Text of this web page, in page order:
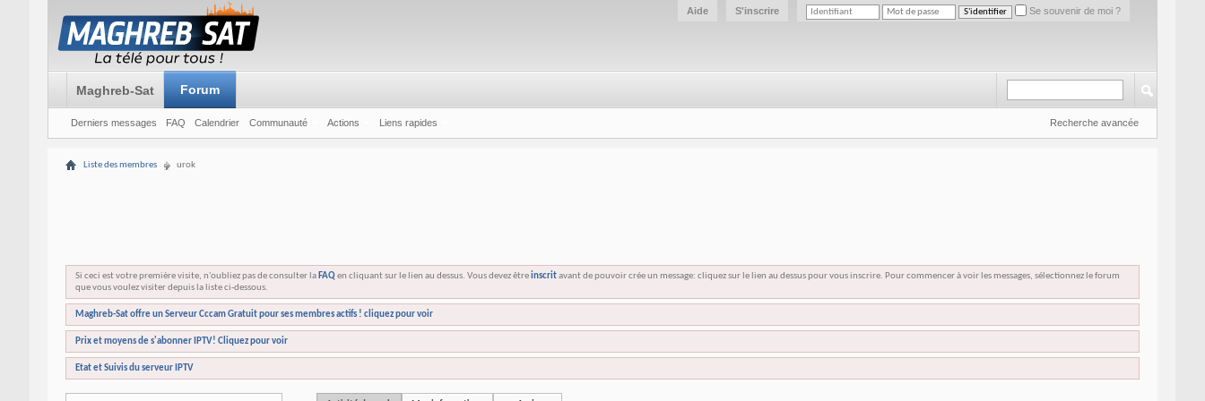
Se souvenir de moi ?
S'inscrire
Aide
Maghreb-Sat Forum
Derniers messages FAQ Calendrier Communauté Actions Liens rapides Recherche avancée
Liste des membres urok
Si ceci est votre première visite, n'oubliez pas de consulter la FAQen cliquant sur le lien au dessus. Vous devez êtreinscritavant de pouvoir crée un message: cliquez sur le lien au dessus pour vous inscrire. Pour commencer à voir les messages, sélectionnez le forum
que vous voulez visiter depuis la liste ci-dessous.
Maghreb-Sat offre un Serveur Cccam Gratuit pour ses membres actifs ! cliquez pour voir
Prix et moyens de s'abonner IPTV! Cliquez pour voir
Etat et Suivis du serveur IPTV